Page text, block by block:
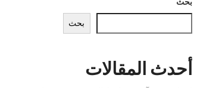
بحث
أحدث المقالات